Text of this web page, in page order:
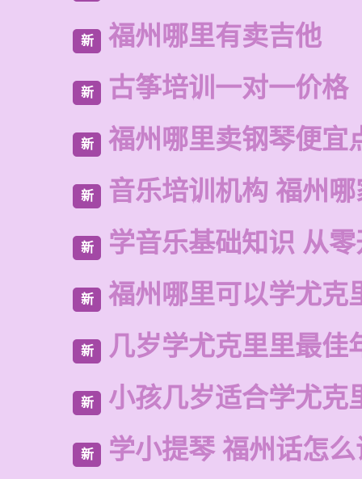
新 福州哪里有卖吉他
新 古筝培训一对一价格
新 福州哪里卖钢琴便宜
新 音乐培训机构 福州
新 学音乐基础知识 从
新 福州哪里可以学尤克
新 几岁学尤克里里最佳
新 小孩几岁适合学尤克
新 学小提琴 福州话怎